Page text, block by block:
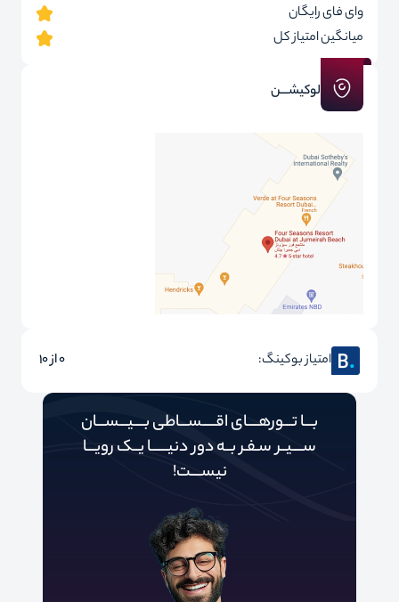
وای فای رایگان
میانگین امتیاز کل
لوکیشـــن
امتیاز بوکینگ: 0 از 10
بـــا تـــورهــــای اقـــــســـاطی بــــیـــســـان
ســــیــر سـفـر بــه دور‌‌‌‌ دنیـــــ‌‌ـا یــک رویـــا
نیســــت!